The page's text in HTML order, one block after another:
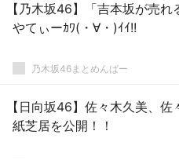
【乃木坂46】「吉本坂が売れ
やてぃーｶﾜ(・∀・)ｲｲ!!
乃木坂46まとめんばー
【日向坂46】佐々木久美、
紙芝居を公開！！